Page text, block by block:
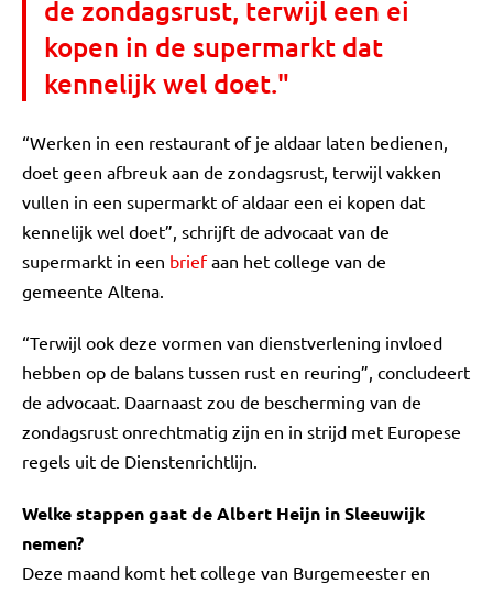
de zondagsrust, terwijl een ei
kopen in de supermarkt dat
kennelijk wel doet."
“Werken in een restaurant of je aldaar laten bedienen,
doet geen afbreuk aan de zondagsrust, terwijl vakken
vullen in een supermarkt of aldaar een ei kopen dat
kennelijk wel doet”, schrijft de advocaat van de
supermarkt in een briefaan het college van de
gemeente Altena.
“Terwijl ook deze vormen van dienstverlening invloed
hebben op de balans tussen rust en reuring”, concludeert
de advocaat. Daarnaast zou de bescherming van de
zondagsrust onrechtmatig zijn en in strijd met Europese
regels uit de Dienstenrichtlijn.
Welke stappen gaat de Albert Heijn in Sleeuwijk
nemen?
Deze maand komt het college van Burgemeester en